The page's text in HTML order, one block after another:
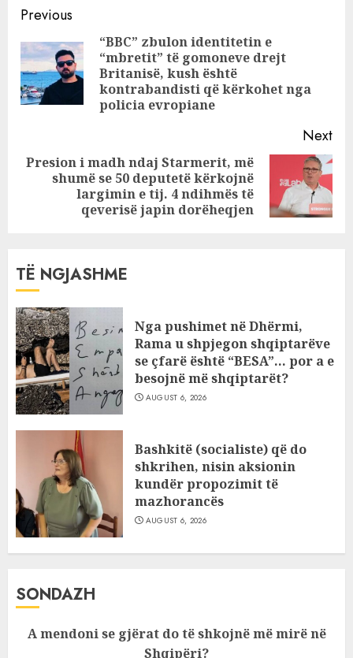
dëshmia e vëllait
arrestuarit
refuzojnë
deklarimin para
hetuesve
Continue
Reading
Previous
“BBC” zbulon identitetin e
“mbretit” të gomoneve drejt
Britanisë, kush është
kontrabandisti që kërkohet nga
policia evropiane
Next
Next
Presion i madh ndaj Starmerit, më
shumë se 50 deputetë kërkojnë
largimin e tij. 4 ndihmës të
qeverisë japin dorëheqjen
TË NGJASHME
Nga pushimet në Dhërmi,
Rama u shpjegon shqiptarëve
se çfarë është “BESA”… por a e
besojnë më shqiptarët?
AUGUST 6, 2026
Bashkitë (socialiste) që do
shkrihen, nisin aksionin
kundër propozimit të
mazhorancës
AUGUST 6, 2026
SONDAZH
A mendoni se gjërat do të shkojnë më mirë në
Shqipëri?